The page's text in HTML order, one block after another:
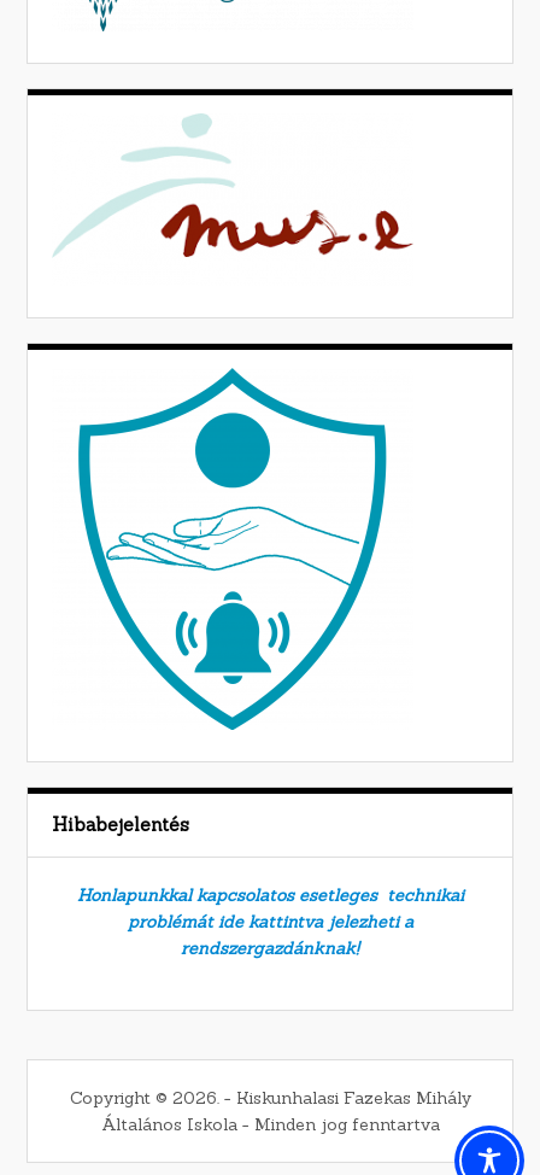
Hibabejelentés
Honlapunkkal kapcsolatos esetleges technikai
problémát ide kattintva jelezheti a
rendszergazdánknak!
Copyright © 2026. − Kiskunhalasi Fazekas Mihály
Általános Iskola − Minden jog fenntartva